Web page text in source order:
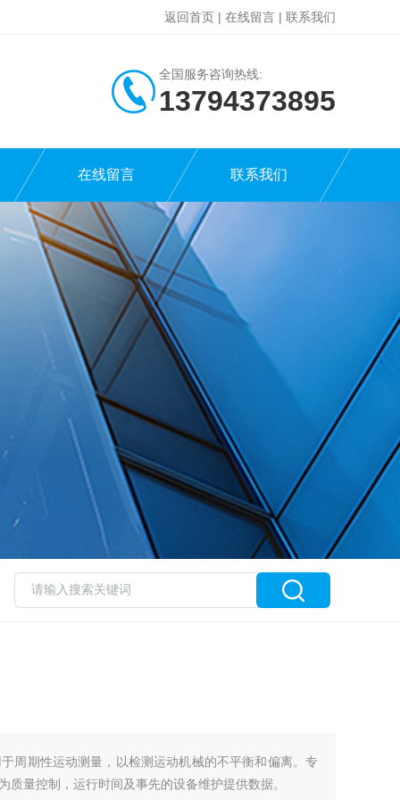
返回首页 | 在线留言 | 联系我们
全国服务咨询热线:
13794373895
在线留言 联系我们
周期性运动测量，以检测运动机械的不平衡和偏离。专
量控制，运行时间及事先的设备维护提供数据。